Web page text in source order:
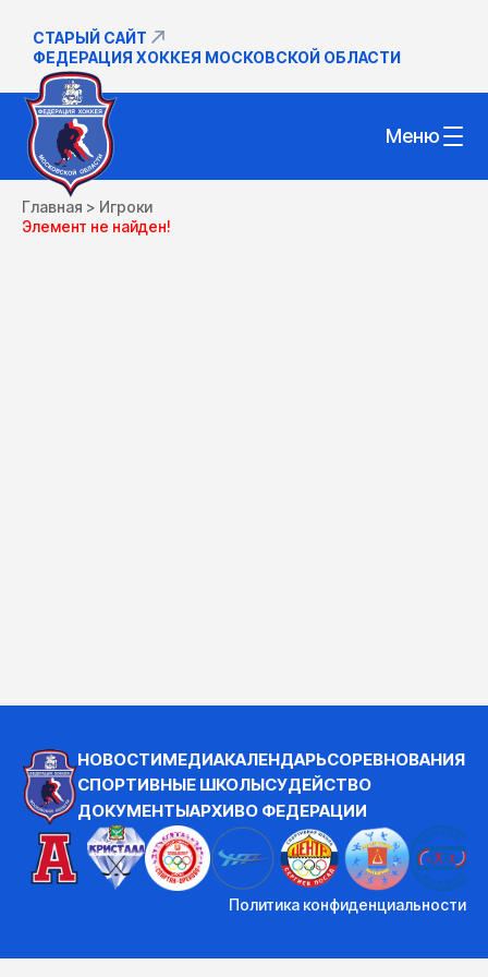
СТАРЫЙ САЙТ
ФЕДЕРАЦИЯ ХОККЕЯ МОСКОВСКОЙ ОБЛАСТИ
Меню
Главная > Игроки
Элемент не найден!
НОВОСТИМЕДИАКАЛЕНДАРЬСОРЕВНОВАНИЯ
СПОРТИВНЫЕ ШКОЛЫСУДЕЙСТВО
ДОКУМЕНТЫАРХИВО ФЕДЕРАЦИИ
Политика конфиденциальности